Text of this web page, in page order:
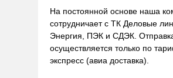
На постоянной основе наша
сотрудничает с ТК Деловые
Энергия, ПЭК и СДЭК.
осуществляется только по
экспресс (авиа доставка).